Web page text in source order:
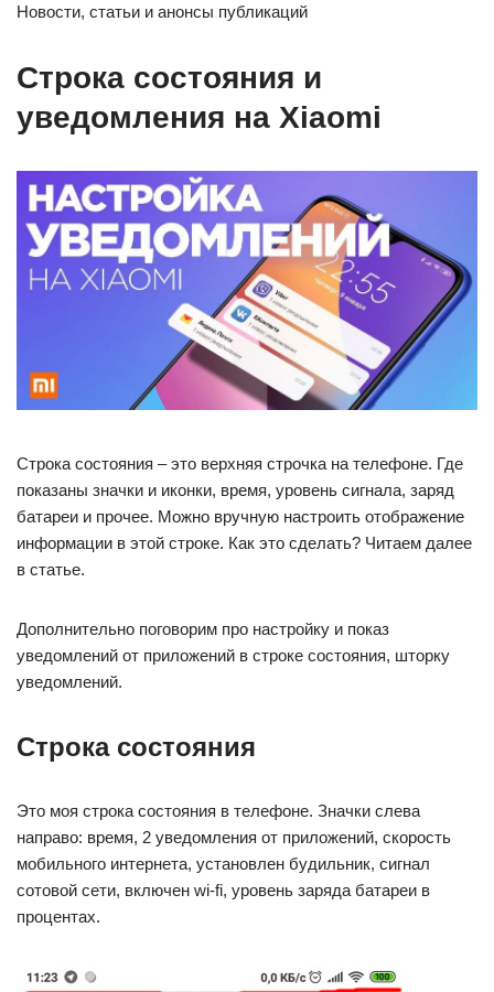
Новости, статьи и анонсы публикаций
Строка состояния и
уведомления на Xiaomi
Строка состояния – это верхняя строчка на телефоне. Где
показаны значки и иконки, время, уровень сигнала, заряд
батареи и прочее. Можно вручную настроить отображение
информации в этой строке. Как это сделать? Читаем далее
в статье.
Дополнительно поговорим про настройку и показ
уведомлений от приложений в строке состояния, шторку
уведомлений.
Строка состояния
Это моя строка состояния в телефоне. Значки слева
направо: время, 2 уведомления от приложений, скорость
мобильного интернета, установлен будильник, сигнал
сотовой сети, включен wi-fi, уровень заряда батареи в
процентах.